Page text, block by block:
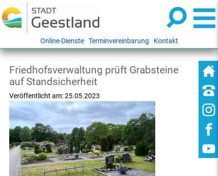
Online-Dienste Terminvereinbarung Kontakt
Friedhofsverwaltung prüft Grabsteine
auf Standsicherheit
Veröffentlicht am:25.05.2023